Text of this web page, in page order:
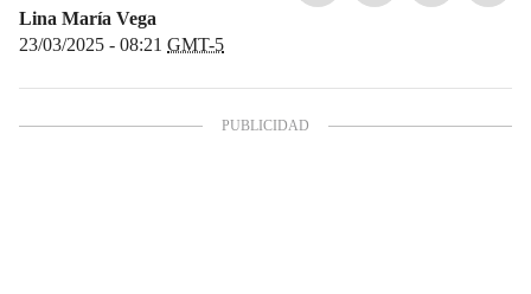
Lina María Vega
23/03/2025 - 08:21 GMT-5